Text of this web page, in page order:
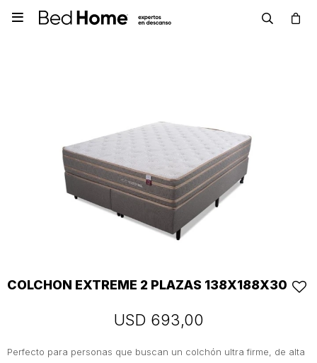

COLCHON EXTREME 2 PLAZAS 138X188X30
USD 693,00
Perfecto para personas que buscan un colchón ultra firme, de alta